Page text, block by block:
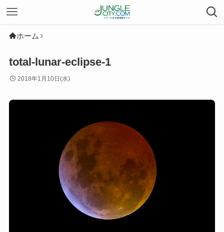
ホーム
total-lunar-eclipse-1
2018年1月10日(水)